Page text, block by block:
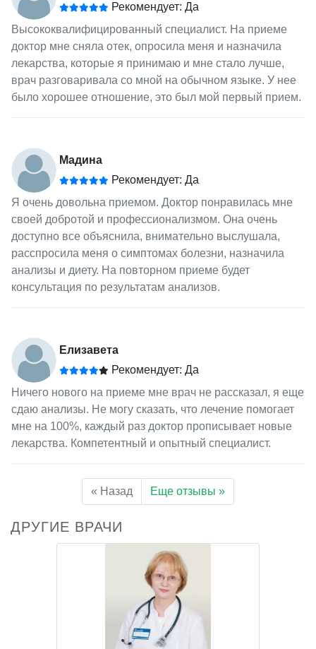
Рекомендует: Да
Высококвалифицированный специалист. На приеме
доктор мне сняла отек, опросила меня и назначила
лекарства, которые я принимаю и мне стало лучше,
врач разговаривала со мной на обычном языке. У нее
было хорошее отношение, это был мой первый прием.
Мадина
Рекомендует: Да
Я очень довольна приемом. Доктор понравилась мне
своей добротой и профессионализмом. Она очень
доступно все объяснила, внимательно выслушала,
расспросила меня о симптомах болезни, назначила
анализы и диету. На повторном приеме будет
консультация по результатам анализов.
Елизавета
Рекомендует: Да
Ничего нового на приеме мне врач не рассказал, я еще
сдаю анализы. Не могу сказать, что лечение помогает
мне на 100%, каждый раз доктор прописывает новые
лекарства. Компетентный и опытный специалист.
« Назад Еще отзывы »
ДРУГИЕ ВРАЧИ